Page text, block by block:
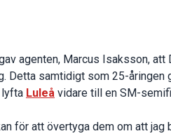
agenten, Marcus Isaksson,
Detta samtidigt som 25-
lyfta Luleå vidare till en SM-
för att övertyga dem om att